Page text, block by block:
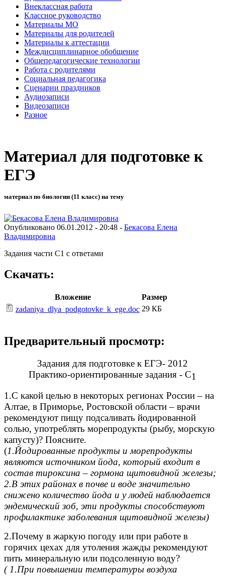
Внеклассная работа
Классное руководство
Материалы МО
Материалы для родителей
Материалы к аттестации
Междисциплинарное обобщение
Общепедагогические технологии
Работа с родителями
Социальная педагогика
Сценарии праздников
Аудиозаписи
Видеозаписи
Разное
Материал для подготовке к
ЕГЭ
материал по биологии (11 класс) на тему
Опубликовано 06.01.2012 - 20:48 - Бекасова Елена
Владимировна
Задания части С1 с ответами
Скачать:
Вложение
Размер
zadaniya_dlya_podgotovke_k_ege.doc 29 КБ
Предварительный просмотр:
Задания для подготовке к ЕГЭ- 2012
Практико-ориентированные задания - С1
1.С какой целью в некоторых регионах России – на
Алтае, в Приморье, Ростовской области – врачи
рекомендуют пищу подсаливать йодированной
солью, употреблять морепродукты (рыбу, морскую
капусту)? Поясните.
(1.Йодированные продукты и морепродукты
являются источником йода, который входит в
состав тироксина – гормона щитовидной железы;
2.В этих районах в почве и воде значительно
снижено количество йода и у людей наблюдается
эндемический зоб, эти продукты способствуют
профилактике заболевания щитовидной железы)
2.Почему в жаркую погоду или при работе в
горячих цехах для утоления жажды рекомендуют
пить минеральную или подсоленную воду?
( 1.При повышении температуры воздуха